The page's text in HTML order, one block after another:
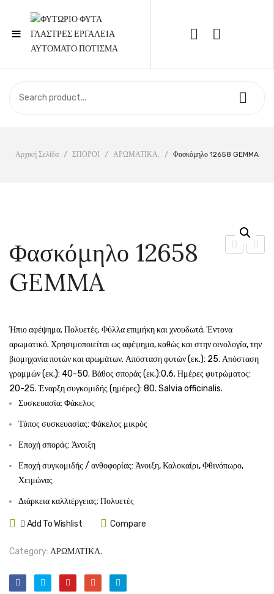
≡
Call Support: 210 6857844
ΣΧΕΤΙΚΆ ΜΕ ΕΜΆΣ
Αρχική Σελίδα / ΣΠΟΡΟΙ / ΑΡΩΜΑΤΙΚΑ. / Φασκόμηλο 12658 GEMMA
Φασκόμηλο 12658
GEMMA
Ήπιο αφέψημα. Πολυετές. Φύλλα επιμήκη και χνουδωτά. Έντονα
αρωματικό. Χρησιμοποιείται ως αφέψημα, καθώς και στην οινολογία, την
βιομηχανία ποτών και αρωμάτων. Απόσταση φυτών (εκ.): 25. Απόσταση
γραμμών (εκ.): 40-50. Βάθος σποράς (εκ.):0,6. Ημέρες φυτρώματος:
20-25. Έναρξη συγκομιδής (ημέρες): 80. Salvia officinalis.
Συσκευασία: Φάκελος
Τύπος συσκευασίας: Φάκελος μικρός
Εποχή σποράς: Άνοιξη
Εποχή συγκομιδής / ανθοφορίας: Άνοιξη, Καλοκαίρι, Φθινόπωρο,
Χειμώνας
Διάρκεια καλλιέργειας: Πολυετές
Add To Wishlist Compare
Category: ΑΡΩΜΑΤΙΚΑ.